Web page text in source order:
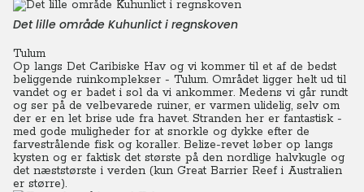
Det lille område Kuhunlict i regnskoven
Tulum
Op langs Det Caribiske Hav og vi kommer til et af de bedst
beliggende ruinkomplekser - Tulum. Området ligger helt ud til
vandet og er badet i sol da vi ankommer. Medens vi går rundt
og ser på de velbevarede ruiner, er varmen ulidelig, selv om
der er en let brise ude fra havet. Stranden her er fantastisk -
med gode muligheder for at snorkle og dykke efter de
farvestrålende fisk og koraller. Belize-revet løber op langs
kysten og er faktisk det største på den nordlige halvkugle og
det næststørste i verden (kun Great Barrier Reef i Australien
er større).